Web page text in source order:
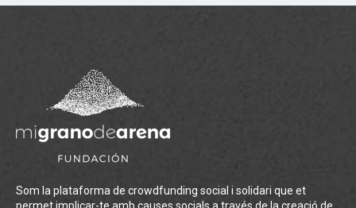
Som la plataforma de crowdfunding social i solidari que et